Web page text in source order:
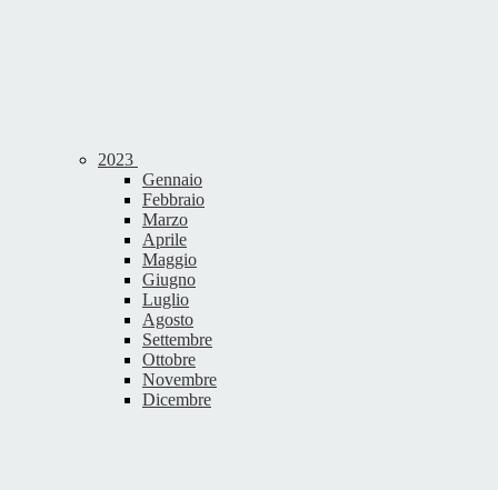
2023
Gennaio
Febbraio
Marzo
Aprile
Maggio
Giugno
Luglio
Agosto
Settembre
Ottobre
Novembre
Dicembre